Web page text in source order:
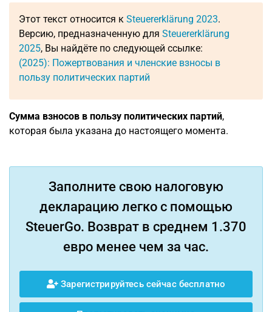
Этот текст относится к Steuererklärung 2023.
Версию, предназначенную для Steuererklärung
2025, Вы найдёте по следующей ссылке:
(2025): Пожертвования и членские взносы в
пользу политических партий
Сумма взносов в пользу политических партий,
которая была указана до настоящего момента.
Заполните свою налоговую
декларацию легко с помощью
SteuerGo. Возврат в среднем 1.370
евро менее чем за час.
Зарегистрируйтесь сейчас бесплатно